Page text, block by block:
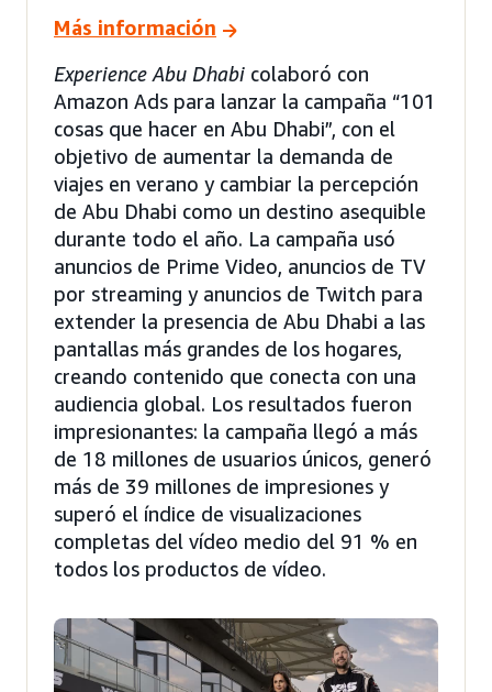
Más información
Experience Abu Dhabi colaboró con
Amazon Ads para lanzar la campaña “101
cosas que hacer en Abu Dhabi”, con el
objetivo de aumentar la demanda de
viajes en verano y cambiar la percepción
de Abu Dhabi como un destino asequible
durante todo el año. La campaña usó
anuncios de Prime Video, anuncios de TV
por streaming y anuncios de Twitch para
extender la presencia de Abu Dhabi a las
pantallas más grandes de los hogares,
creando contenido que conecta con una
audiencia global. Los resultados fueron
impresionantes: la campaña llegó a más
de 18 millones de usuarios únicos, generó
más de 39 millones de impresiones y
superó el índice de visualizaciones
completas del vídeo medio del 91 % en
todos los productos de vídeo.